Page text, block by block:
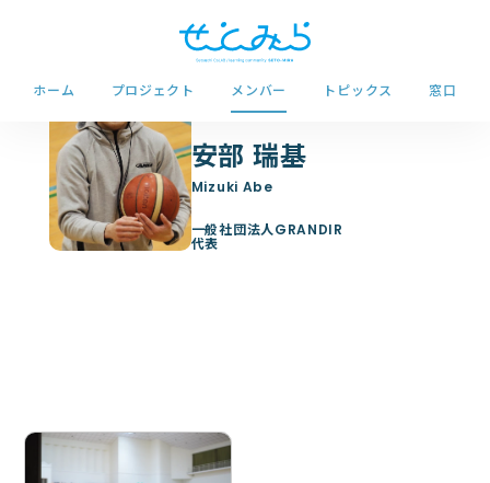
ホーム プロジェクト メンバー トピックス 窓口
安部 瑞基
一般社団法人GRANDIR
代表